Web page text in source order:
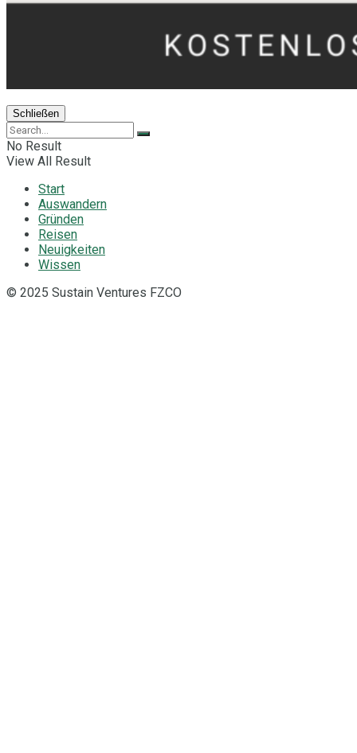
Schließen
No Result
View All Result
Start
Auswandern
Gründen
Reisen
Neuigkeiten
Wissen
© 2025 Sustain Ventures FZCO